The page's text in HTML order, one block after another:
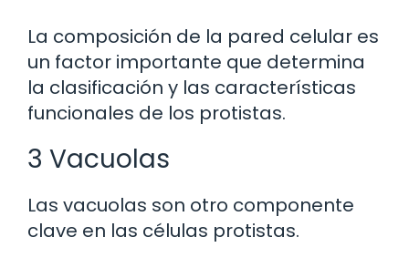
La composición de la pared celular es
un factor importante que determina
la clasificación y las características
funcionales de los protistas.
3 Vacuolas
Las vacuolas son otro componente
clave en las células protistas.